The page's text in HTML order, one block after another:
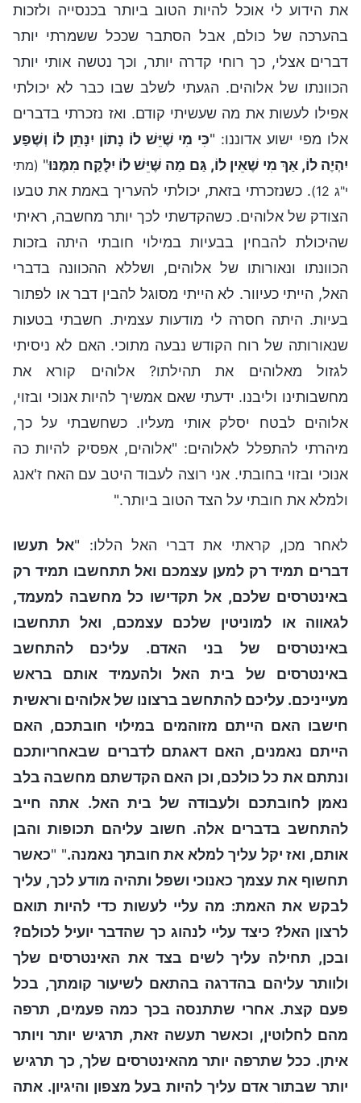
את הידוע לי אוכל להיות הטוב ביותר בכנסייה ולזכות
בהערכה של כולם, אבל הסתבר שככל ששמרתי יותר
דברים אצלי, כך רוחי קדרה יותר, וכך נטשה אותי יותר
הכוונתו של אלוהים. הגעתי לשלב שבו כבר לא יכולתי
אפילו לעשות את מה שעשיתי קודם. ואז נזכרתי בדברים
אלו מפי ישוע אדוננו: "כִּי מִי שֶׁיֵּשׁ לוֹ נָתוֹן יִנָּתֵן לוֹ וְשֶׁפַע
יִהְיֶה לוֹ, אַךְ מִי שֶׁאֵין לוֹ, גַּם מַה שֶּׁיֵּשׁ לוֹ יִלָּקַח מִמֶּנּוּ" (מתי
י"ג 12)
. כשנזכרתי בזאת, יכולתי להעריך באמת את טבעו
הצודק של אלוהים. כשהקדשתי לכך יותר מחשבה, ראיתי
שהיכולת להבחין בבעיות במילוי חובתי היתה בזכות
הכוונתו ונאורותו של אלוהים, ושללא ההכוונה בדברי
האל, הייתי כעיוור. לא הייתי מסוגל להבין דבר או לפתור
בעיות. היתה חסרה לי מודעות עצמית. חשבתי בטעות
שנאורותה של רוח הקודש נבעה מתוכי. האם לא ניסיתי
לגזול מאלוהים את תהילתו? אלוהים קורא את
מחשבותינו וליבנו. ידעתי שאם אמשיך להיות אנוכי ובזוי,
אלוהים לבטח יסלק אותי מעליו. כשחשבתי על כך,
מיהרתי להתפלל לאלוהים: "אלוהים, אפסיק להיות כה
אנוכי ובזוי בחובתי. אני רוצה לעבוד היטב עם האח ז'אנג
ולמלא את חובתי על הצד הטוב ביותר."
לאחר מכן, קראתי את דברי האל הללו: "אל תעשו
דברים תמיד רק למען עצמכם ואל תתחשבו תמיד רק
באינטרסים שלכם, אל תקדישו כל מחשבה למעמד,
לגאווה או למוניטין שלכם עצמכם, ואל תתחשבו
באינטרסים של בני האדם. עליכם להתחשב
באינטרסים של בית האל ולהעמיד אותם בראש
מעייניכם. עליכם להתחשב ברצונו של אלוהים וראשית
חישבו האם הייתם מזוהמים במילוי חובתכם, האם
הייתם נאמנים, האם דאגתם לדברים שבאחריותכם
ונתתם את כל כולכם, וכן האם הקדשתם מחשבה בלב
נאמן לחובתכם ולעבודה של בית האל. אתה חייב
להתחשב בדברים אלה. חשוב עליהם תכופות והבן
אותם, ואז יקל עליך למלא את חובתך נאמנה." "כאשר
תחשוף את עצמך כאנוכי ושפל ותהיה מודע לכך, עליך
לבקש את האמת: מה עליי לעשות כדי להיות תואם
לרצון האל? כיצד עליי לנהוג כך שהדבר יועיל לכולם?
ובכן, תחילה עליך לשים בצד את האינטרסים שלך
ולוותר עליהם בהדרגה בהתאם לשיעור קומתך, בכל
פעם קצת. אחרי שתתנסה בכך כמה פעמים, תרפה
מהם לחלוטין, וכאשר תעשה זאת, תרגיש יותר ויותר
איתן. ככל שתרפה יותר מהאינטרסים שלך, כך תרגיש
יותר שבתור אדם עליך להיות בעל מצפון והיגיון. אתה